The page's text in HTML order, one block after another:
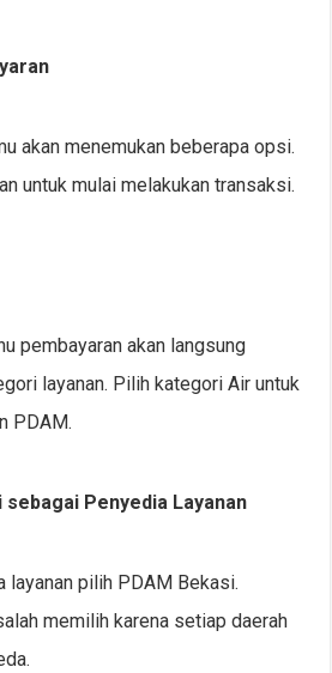
akan menemukan beberapa opsi.
untuk mulai melakukan transaksi.
pembayaran akan langsung
layanan. Pilih kategori Air untuk
PDAM.
sebagai Penyedia Layanan
layanan pilih PDAM Bekasi.
memilih karena setiap daerah